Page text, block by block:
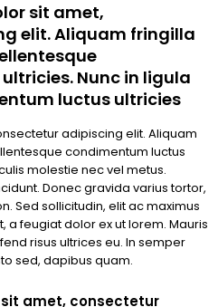
sit amet,
elit. Aliquam fringilla
Nunc in ligula
luctus ultricies
adipiscing elit. Aliquam
condimentum luctus
molestie nec vel metus.
Donec gravida varius tortor,
Sed sollicitudin, elit ac maximus
a feugiat dolor ex ut lorem. Mauris
risus ultrices eu. In semper
sed, dapibus quam.
amet, consectetur